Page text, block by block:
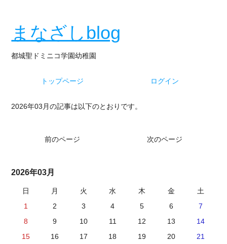
まなざしblog
都城聖ドミニコ学園幼稚園
トップページ ログイン
2026年03月の記事は以下のとおりです。
前のページ 次のページ
2026年03月
日 月 火 水 木 金
土
1
2 3 4 5 6
7
8
9 10 11 12 13
14
15
16 17 18 19 20
21